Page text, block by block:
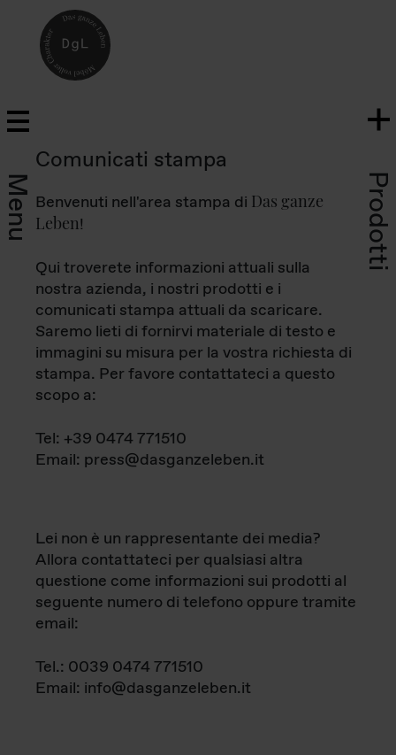
Menu Prodotti
Comunicati stampa
Benvenuti nell'area stampa di Das ganze
Leben!
Qui troverete informazioni attuali sulla
nostra azienda, i nostri prodotti e i
comunicati stampa attuali da scaricare.
Saremo lieti di fornirvi materiale di testo e
immagini su misura per la vostra richiesta di
stampa. Per favore contattateci a questo
scopo a:
Tel: +39 0474 771510
Email: press@dasganzeleben.it
Lei non è un rappresentante dei media?
Allora contattateci per qualsiasi altra
questione come informazioni sui prodotti al
seguente numero di telefono oppure tramite
email:
Tel.: 0039 0474 771510
Email: info@dasganzeleben.it